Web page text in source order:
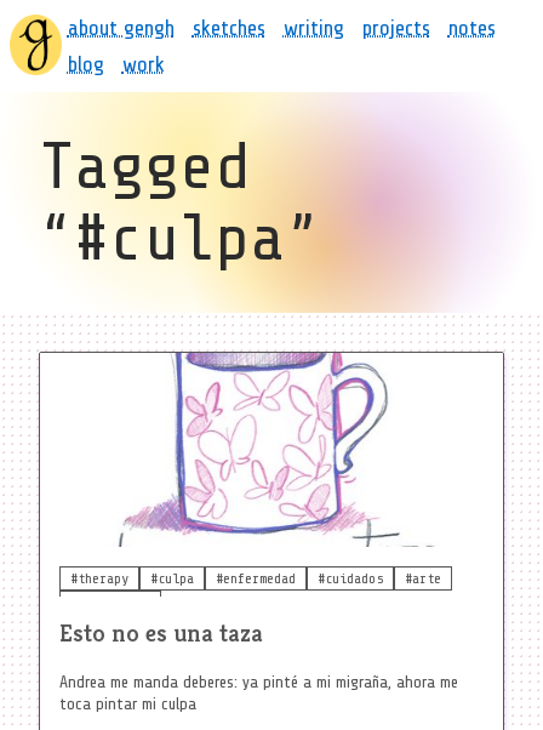
about gengh sketches writing projects
notes
blog
work
Tagged
“#culpa”
#therapy #culpa #enfermedad #cuidados
#arte
Esto no es una taza
Andrea me manda deberes: ya pinté a mi migraña, ahora me
toca pintar mi culpa